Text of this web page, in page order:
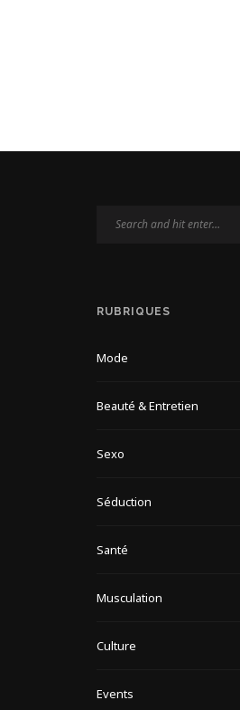
RUBRIQUES
Mode
Beauté & Entretien
Sexo
Séduction
Santé
Musculation
Culture
Events